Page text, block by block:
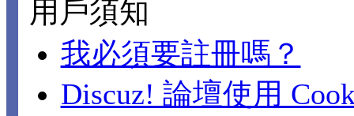
用戶須知
我必須要註冊嗎？
Discuz! 論壇使用